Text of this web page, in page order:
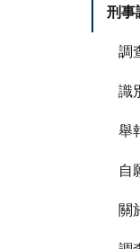
刑事
調
識
舉
自
關